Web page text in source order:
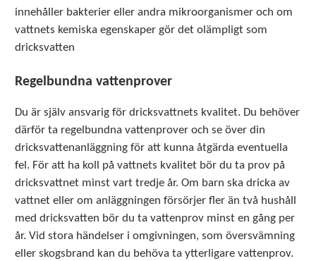
innehåller bakterier eller andra mikroorganismer och om
vattnets kemiska egenskaper gör det olämpligt som
dricksvatten
Regelbundna vattenprover
Du är själv ansvarig för dricksvattnets kvalitet. Du behöver
därför ta regelbundna vattenprover och se över din
dricksvattenanläggning för att kunna åtgärda eventuella
fel. För att ha koll på vattnets kvalitet bör du ta prov på
dricksvattnet minst vart tredje år. Om barn ska dricka av
vattnet eller om anläggningen försörjer fler än två hushåll
med dricksvatten bör du ta vattenprov minst en gång per
år. Vid stora händelser i omgivningen, som översvämning
eller skogsbrand kan du behöva ta ytterligare vattenprov.